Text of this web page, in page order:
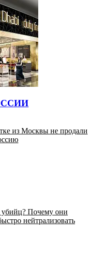
из Москвы не продали
убийц? Почему они
нейтрализовать